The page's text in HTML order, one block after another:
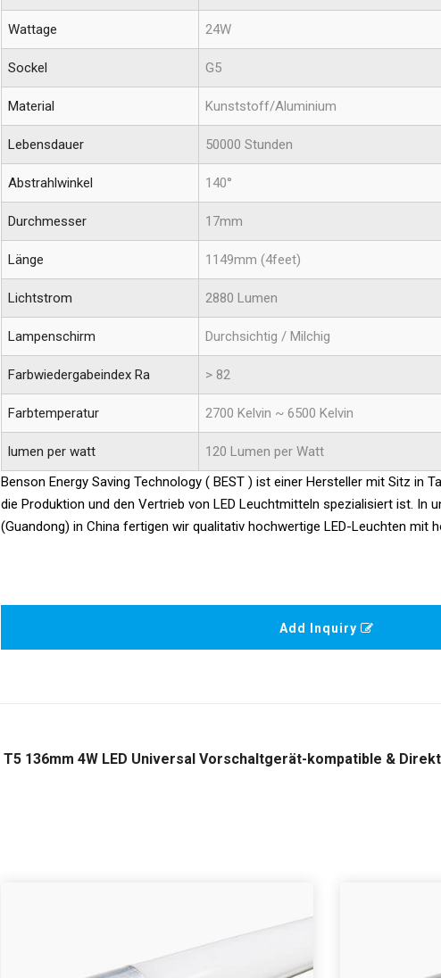
Wattage 24W
Sockel G5
Material Kunststoff/Aluminium
Lebensdauer 50000 Stunden
Abstrahlwinkel 140°
Durchmesser 17mm
Länge 1149mm (4feet)
Lichtstrom 2880 Lumen
Lampenschirm Durchsichtig / Milchig
Farbwiedergabeindex Ra > 82
Farbtemperatur 2700 Kelvin ~ 6500 Kelvin
lumen per watt
120 Lumen per Watt
Benson Energy Saving Technology ( BEST ) ist einer Hersteller mit Sitz in
die Produktion und den Vertrieb von LED Leuchtmitteln spezialisiert ist. In
(Guandong) in China fertigen wir qualitativ hochwertige LED-Leuchten mit
Add Inquiry
T5 136mm 4W LED Universal Vorschaltgerät-kompatible &